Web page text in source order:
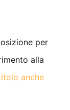
per
alla
anche